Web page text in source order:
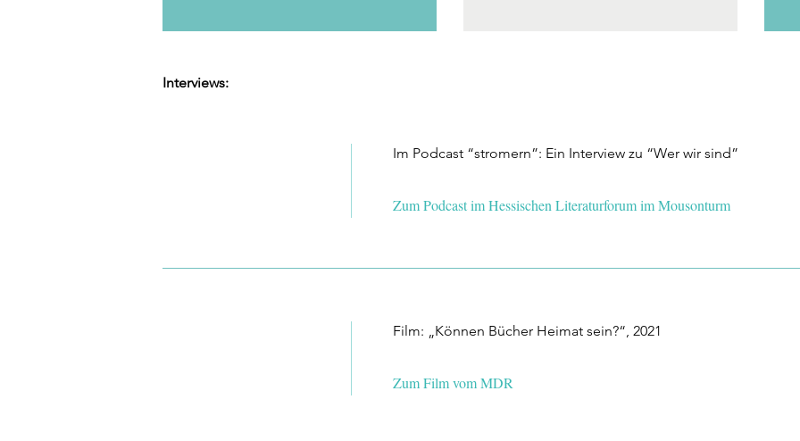
Interviews:
Im Podcast “stromern”: Ein Interview zu “Wer wir sind”
Zum Podcast im Hessischen Literaturforum im Mousonturm
Film: „Können Bücher Heimat sein?“, 2021
Zum Film vom MDR